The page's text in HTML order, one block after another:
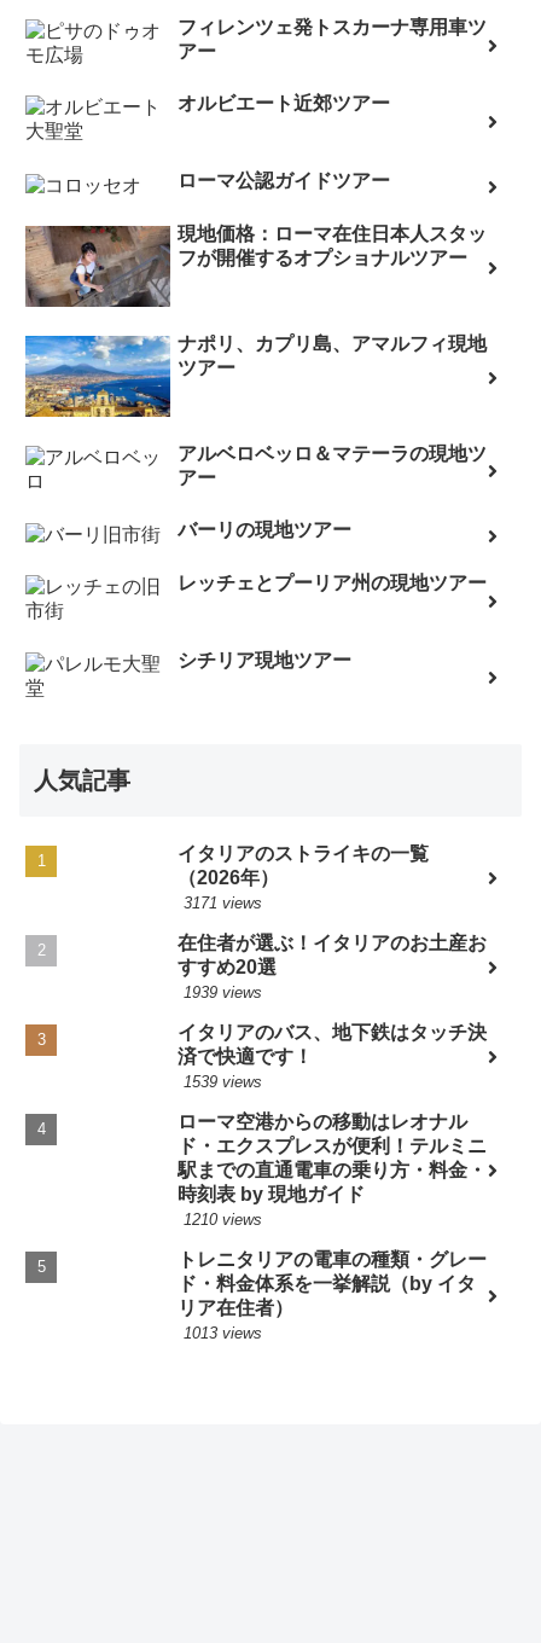
フィレンツェ発トスカーナ専用車ツ
アー
オルビエート近郊ツアー
ローマ公認ガイドツアー
現地価格：ローマ在住日本人スタッ
フが開催するオプショナルツアー
ナポリ、カプリ島、アマルフィ現地
ツアー
アルベロベッロ＆マテーラの現地ツ
アー
バーリの現地ツアー
レッチェとプーリア州の現地ツアー
シチリア現地ツアー
人気記事
イタリアのストライキの一覧
（2026年）
3171 views
在住者が選ぶ！イタリアのお土産お
すすめ20選
1939 views
イタリアのバス、地下鉄はタッチ決
済で快適です！
1539 views
ローマ空港からの移動はレオナル
ド・エクスプレスが便利！テルミニ
駅までの直通電車の乗り方・料金・
時刻表 by 現地ガイド
1210 views
トレニタリアの電車の種類・グレー
ド・料金体系を一挙解説（by イタ
リア在住者）
1013 views